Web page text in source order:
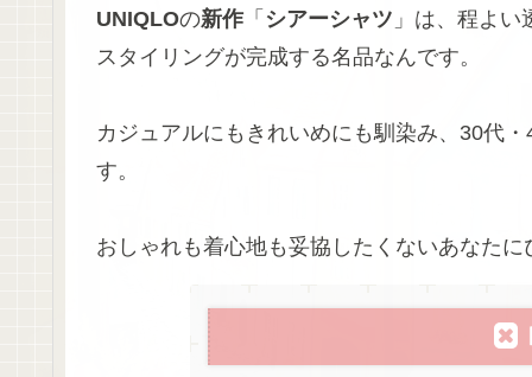
UNIQLOの新作「 シアーシャツ 」は、程よ
スタイリングが完成する名品なんです。
カジュアルにもきれいめにも馴染み、30代
す。
おしゃれも着心地も妥協したくないあなた